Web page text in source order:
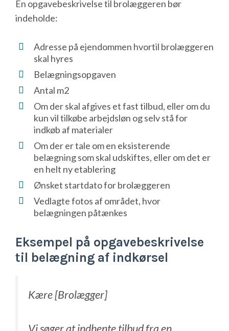
En opgavebeskrivelse til brolæggeren bør
indeholde:
Adresse på ejendommen hvortil brolæggeren
skal hyres
Belægningsopgaven
Antal m2
Om der skal afgives et fast tilbud, eller om du
kun vil tilkøbe arbejdsløn og selv stå for
indkøb af materialer
Om der er tale om en eksisterende
belægning som skal udskiftes, eller om det er
en helt ny etablering
Ønsket startdato for brolæggeren
Vedlagte fotos af området, hvor
belægningen påtænkes
Eksempel på opgavebeskrivelse
til belægning af indkørsel
Kære [Brolægger]